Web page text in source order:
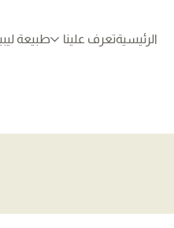
الرئيسيةتعرف علينا طبيعة